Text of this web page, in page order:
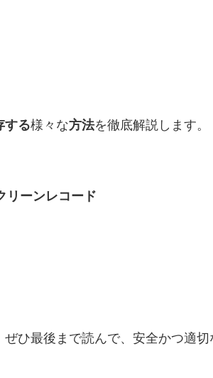
する様々な方法を徹底解説します。
リーンレコード
ぜひ最後まで読んで、安全かつ適切